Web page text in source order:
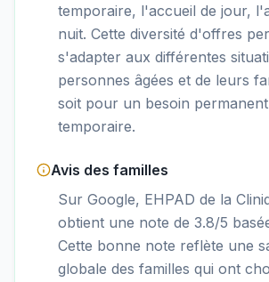
temporaire, l'accueil de jour,
nuit. Cette diversité d'offres
s'adapter aux différentes
personnes âgées et de leurs
soit pour un besoin
temporaire.
Avis des familles
Sur Google, EHPAD de la
obtient une note de 3.8/5
Cette bonne note reflète une
globale des familles qui ont